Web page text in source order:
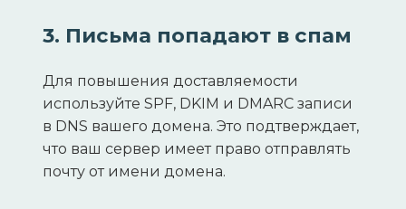
3. Письма попадают в спам
Для повышения доставляемости
используйте SPF, DKIM и DMARC записи
в DNS вашего домена. Это подтверждает,
что ваш сервер имеет право отправлять
почту от имени домена.